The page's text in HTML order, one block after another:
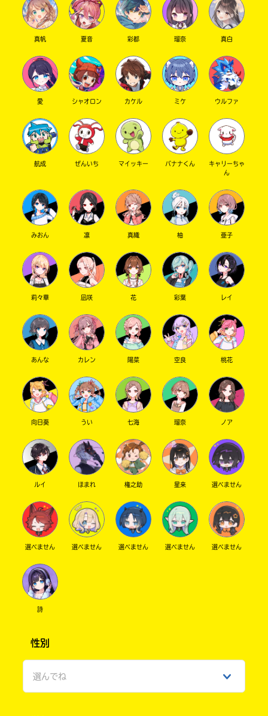
真帆 夏音 彩都 瑠奈 真白
愛 シャオロン カケル ミケ ウルファ
航成 ぜんいち マイッキー バナナくん
キャリーちゃ
ん
みおん 凛 真織 柚 亜子
莉々華 凪咲 花 彩葉 レイ
あんな カレン 陽菜 空良 桃花
向日葵 うい 七海 瑠奈 ノア
ルイ ほまれ 権之助 星来 選べません
選べません 選べません 選べません 選べません 選べません
詩
性別
選んでね